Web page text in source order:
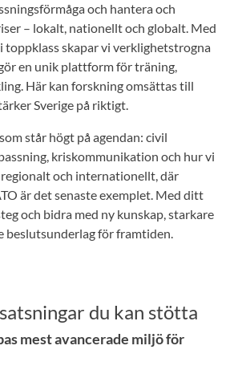
och hantera och
– lokalt, nationellt och globalt. Med
skapar vi verklighetstrogna
en unik plattform för träning,
Här kan forskning omsättas till
Sverige på riktigt.
står högt på agendan: civil
kriskommunikation och hur vi
och internationellt, där
är det senaste exemplet. Med ditt
och bidra med ny kunskap, starkare
beslutsunderlag för framtiden.
du kan stötta
mest avancerade miljö för